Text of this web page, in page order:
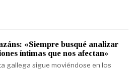
«Siempre busqué analizar
íntimas que nos afectan»
gallega sigue moviéndose en los